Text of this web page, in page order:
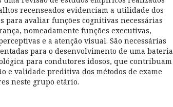
recenseados evidenciam a utilidade dos
para avaliar funções cognitivas necessárias
nomeadamente funções executivas,
e a atenção visual. São necessárias
para o desenvolvimento de uma bateria
para condutores idosos, que contribuam
e validade preditiva dos métodos de exame
neste grupo etário.